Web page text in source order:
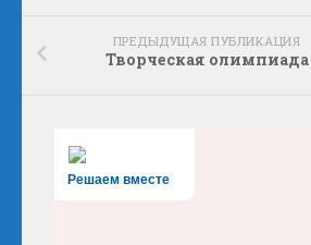
ПРЕДЫДУЩАЯ ПУБЛИКАЦИЯ
Творческая олимпиада
Решаем вместе